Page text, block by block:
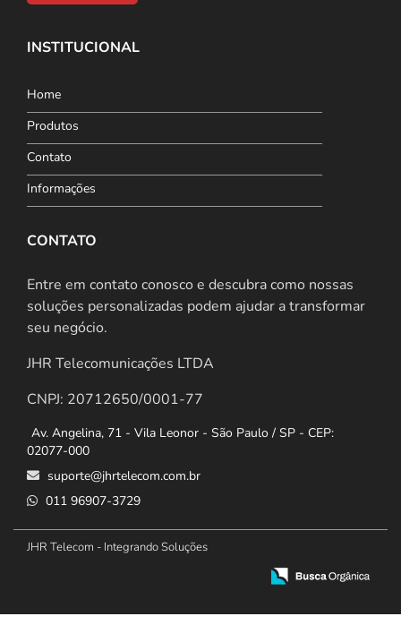
INSTITUCIONAL
Home
Produtos
Contato
Informações
CONTATO
Entre em contato conosco e descubra como nossas
soluções personalizadas podem ajudar a transformar
seu negócio.
JHR Telecomunicações LTDA
CNPJ: 20712650/0001-77
Av. Angelina, 71 - Vila Leonor - São Paulo / SP - CEP:
02077-000
suporte@jhrtelecom.com.br
011 96907-3729
JHR Telecom - Integrando Soluções